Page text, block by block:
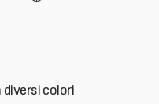
diversi colori